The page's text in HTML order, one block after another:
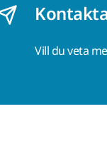
Vill du veta